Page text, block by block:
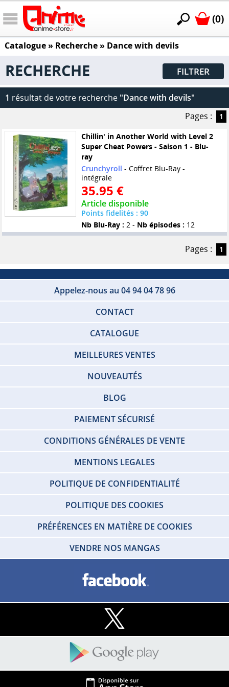
(0)
Catalogue» Recherche » Dance with devils
RECHERCHE FILTRER
1 résultat de votre recherche "Dance with devils"
Pages :
1
Chillin' in Another World with Level 2
Super Cheat Powers - Saison 1 - Blu-
ray
Crunchyroll - Coffret Blu-Ray -
intégrale
35.95 €
Article disponible
Points fidelités : 90
Nb Blu-Ray : 2 - Nb épisodes : 12
Pages : 1
Appelez-nous au 04 94 04 78 96
CONTACT
CATALOGUE
MEILLEURES VENTES
NOUVEAUTÉS
BLOG
PAIEMENT SÉCURISÉ
CONDITIONS GÉNÉRALES DE VENTE
MENTIONS LEGALES
POLITIQUE DE CONFIDENTIALITÉ
POLITIQUE DES COOKIES
PRÉFÉRENCES EN MATIÈRE DE COOKIES
VENDRE NOS MANGAS